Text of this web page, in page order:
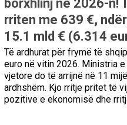
borxhlinj në 2026-n!
rriten me 639 €,
15.1 mld € (6.314
Të ardhurat për frymë të
euro në vitin 2026. Ministria
vjetore do të arrijnë në 11
ardhshëm. Kjo rritje pritet të
pozitive e ekonomisë dhe